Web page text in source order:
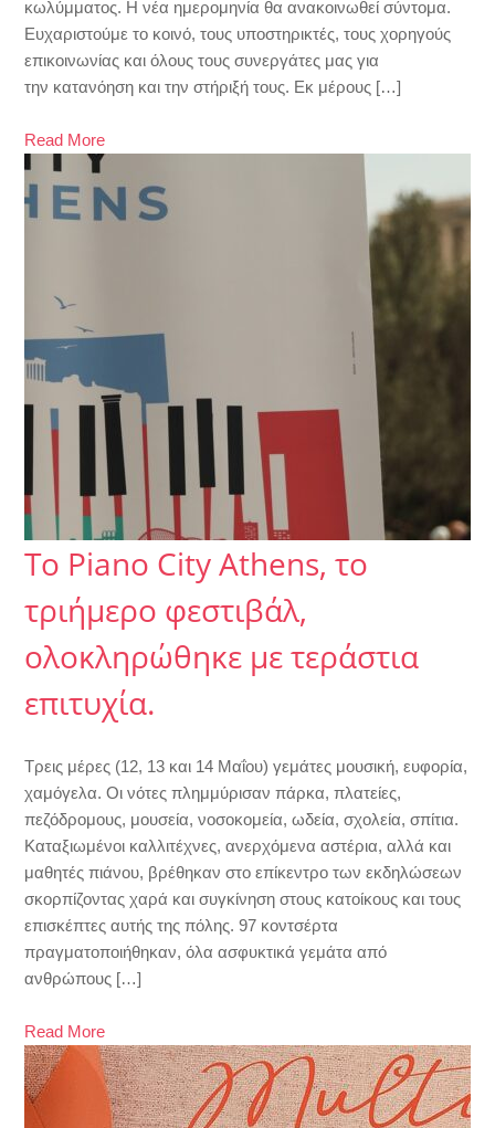
κωλύμματος. Η νέα ημερομηνία θα ανακοινωθεί σύντομα.
Ευχαριστούμε το κοινό, τους υποστηρικτές, τους χορηγούς
επικοινωνίας και όλους τους συνεργάτες μας για
την κατανόηση και την στήριξή τους. Εκ μέρους […]
Read More
To Piano City Athens, το
τριήμερο φεστιβάλ,
ολοκληρώθηκε με τεράστια
επιτυχία.
Τρεις μέρες (12, 13 και 14 Μαΐου) γεμάτες μουσική, ευφορία,
χαμόγελα. Οι νότες πλημμύρισαν πάρκα, πλατείες,
πεζόδρομους, μουσεία, νοσοκομεία, ωδεία, σχολεία, σπίτια.
Καταξιωμένοι καλλιτέχνες, ανερχόμενα αστέρια, αλλά και
μαθητές πιάνου, βρέθηκαν στο επίκεντρο των εκδηλώσεων
σκορπίζοντας χαρά και συγκίνηση στους κατοίκους και τους
επισκέπτες αυτής της πόλης. 97 κοντσέρτα
πραγματοποιήθηκαν, όλα ασφυκτικά γεμάτα από
ανθρώπους […]
Read More